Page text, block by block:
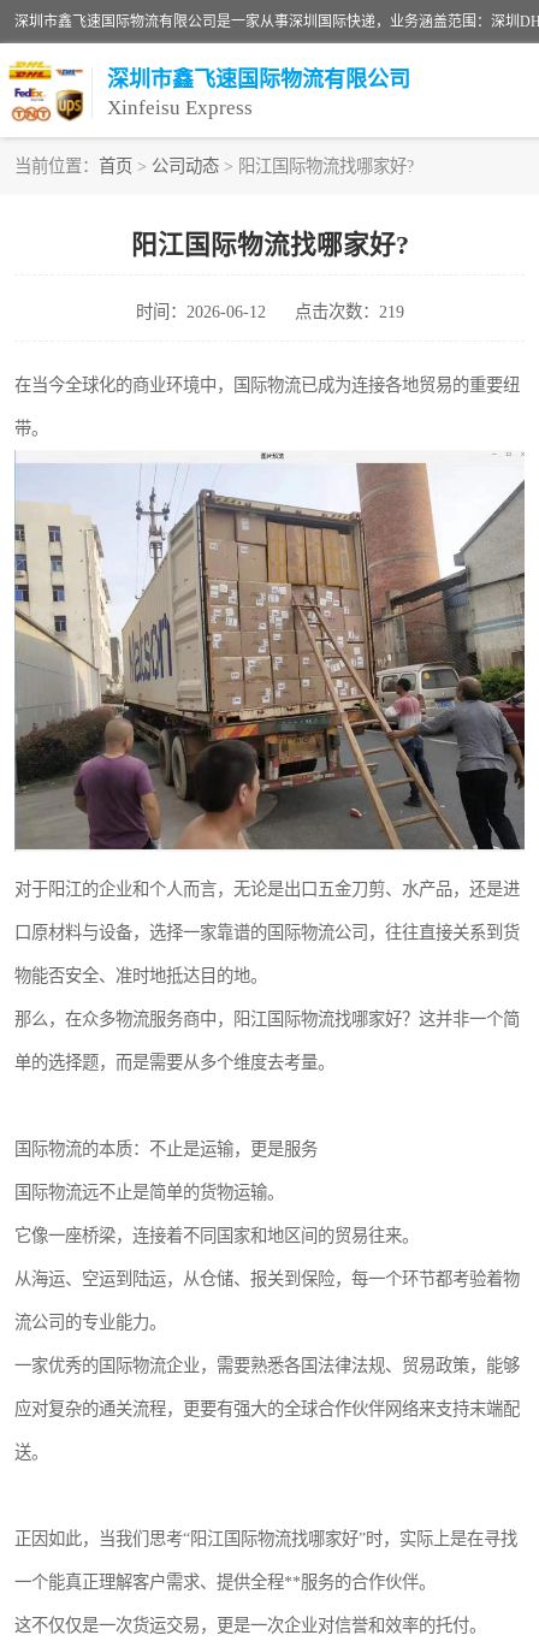
深圳市鑫飞速国际物流有限公司
Xinfeisu Express
当前位置： 首页 > 公司动态 > 阳江国际物流找哪家好?
阳江国际物流找哪家好?
时间：2026-06-12 点击次数：219
在当今全球化的商业环境中，国际物流已成为连接各地贸易的重要纽
带。
对于阳江的企业和个人而言，无论是出口五金刀剪、水产品，还是进
口原材料与设备，选择一家靠谱的国际物流公司，往往直接关系到货
物能否安全、准时地抵达目的地。
那么，在众多物流服务商中，阳江国际物流找哪家好？这并非一个简
单的选择题，而是需要从多个维度去考量。
国际物流的本质：不止是运输，更是服务
国际物流远不止是简单的货物运输。
它像一座桥梁，连接着不同国家和地区间的贸易往来。
从海运、空运到陆运，从仓储、报关到保险，每一个环节都考验着物
流公司的专业能力。
一家优秀的国际物流企业，需要熟悉各国法律法规、贸易政策，能够
应对复杂的通关流程，更要有强大的全球合作伙伴网络来支持末端配
送。
正因如此，当我们思考“阳江国际物流找哪家好”时，实际上是在寻找
一个能真正理解客户需求、提供全程**服务的合作伙伴。
这不仅仅是一次货运交易，更是一次企业对信誉和效率的托付。
深圳DHL国际快递
UPS国际快递
深圳国际物流公司
DHL国际快递电话
新能源电池出口物流